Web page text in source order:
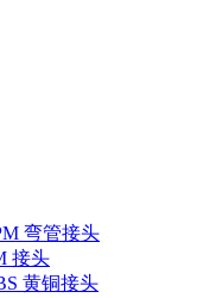
弯管接头
接头
黄铜接头